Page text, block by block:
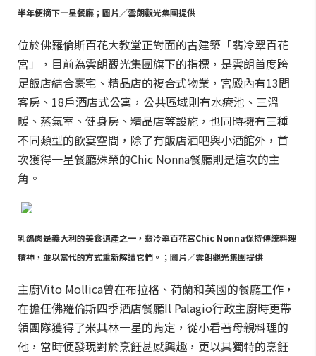
半年便摘下一星餐廳；圖片／雲朗觀光集團提供
位於佛羅倫斯百花大教堂正對面的古建築「翡冷翠百花
宮」，目前為雲朗觀光集團旗下的指標，是雲朗首度跨
足飯店結合豪宅、精品店的複合式物業，宮殿內有13間
客房、18戶酒店式公寓，公共區域則有水療池、三溫
暖、蒸氣室、健身房、精品店等設施，也同時擁有三種
不同類型的飲宴空間，除了有飯店酒吧與小酒館外，首
次獲得一星餐廳殊榮的Chic Nonna餐廳則是這次的主
角。
乳鴿肉是義大利的美食遺產之一，翡冷翠百花宮Chic Nonna保持傳統料理
精神，並以當代的方式重新解讀它們。；圖片／雲朗觀光集團提供
主廚Vito Mollica曾在布拉格、荷蘭和英國的餐廳工作，
在擔任佛羅倫斯四季酒店餐廳Il Palagio行政主廚時更帶
領團隊獲得了米其林一星的肯定，從小看著母親料理的
他，當時便發現對於烹飪甚感興趣，更以其獨特的烹飪